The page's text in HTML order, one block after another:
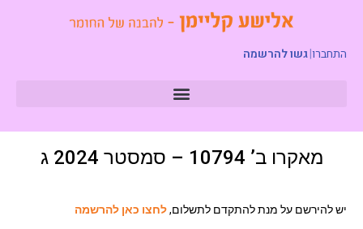
התחברו|גשו להרשמה
מאקרו ב’ 10794 – סמסטר 2024 ג
יש להירשם על מנת להתקדם לתשלום,לחצו כאן להרשמה